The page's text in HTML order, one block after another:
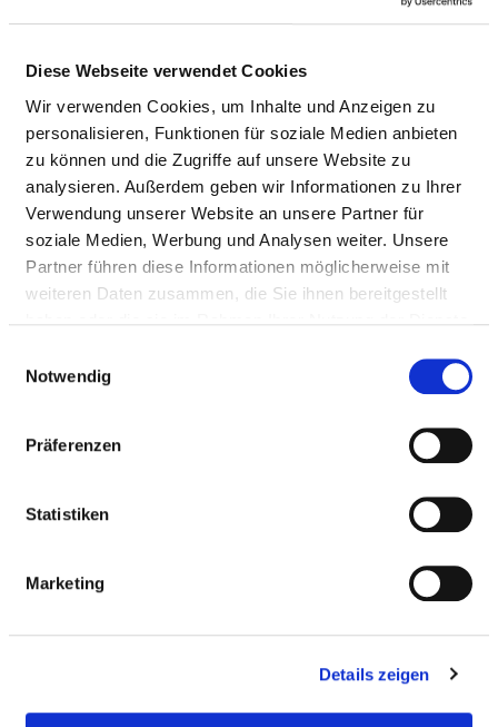
Diese Webseite verwendet Cookies
Wir verwenden Cookies, um Inhalte und Anzeigen zu
personalisieren, Funktionen für soziale Medien anbieten
zu können und die Zugriffe auf unsere Website zu
analysieren. Außerdem geben wir Informationen zu Ihrer
Verwendung unserer Website an unsere Partner für
soziale Medien, Werbung und Analysen weiter. Unsere
Partner führen diese Informationen möglicherweise mit
weiteren Daten zusammen, die Sie ihnen bereitgestellt
Notwendig
Präferenzen
Statistiken
Marketing
Details zeigen